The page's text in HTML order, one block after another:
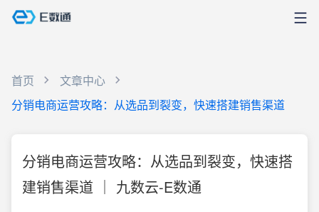
首页
文章中心
分销电商运营攻略：从选品到裂变，快速搭建销售渠道
分销电商运营攻略：从选品到裂变，快速搭
建销售渠道 ｜ 九数云-E数通